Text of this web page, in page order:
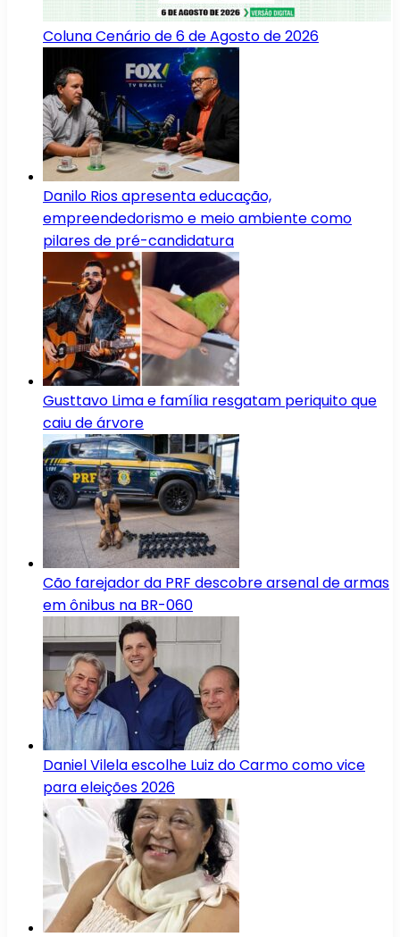
Coluna Cenário de 6 de Agosto de 2026
Danilo Rios apresenta educação,
empreendedorismo e meio ambiente como
pilares de pré-candidatura
Gusttavo Lima e família resgatam periquito que
caiu de árvore
Cão farejador da PRF descobre arsenal de armas
em ônibus na BR-060
Daniel Vilela escolhe Luiz do Carmo como vice
para eleições 2026